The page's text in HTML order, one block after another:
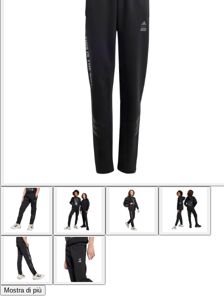
Mostra di più